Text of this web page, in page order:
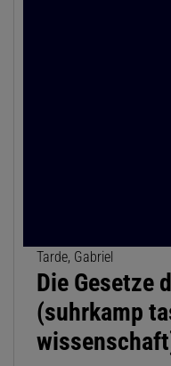
Tarde, Gabriel
Die Gesetze
(suhrkamp